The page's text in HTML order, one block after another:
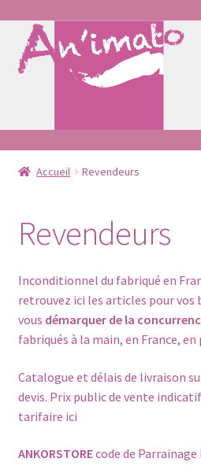
Aller
à
la
Aller
au
contenu
Ateliers
Entretien du tissu
Bébé
Petit Prix
Accueil Revendeurs
Revendeurs
Inconditionnel du fabriqué en
retrouvez ici les articles pour vos
vous démarquer de la
fabriqués à la main, en France,
Catalogue et délais de livraison
devis. Prix public de vente
tarifaire ici
ANKORSTOREcode de Parrainage